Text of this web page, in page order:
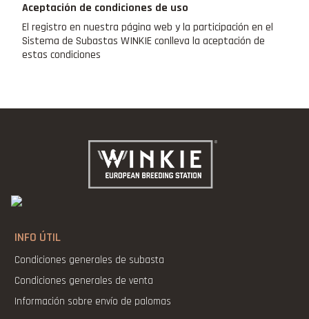
Aceptación de condiciones de uso
El registro en nuestra página web y la participación en el
Sistema de Subastas WINKIE conlleva la aceptación de
estas condiciones
INFO ÚTIL
Condiciones generales de subasta
Condiciones generales de venta
Información sobre envío de palomas